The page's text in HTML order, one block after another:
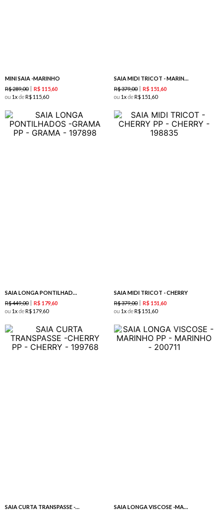
MINI SAIA -MARINHO
R$289,00 R$ 11560
ou 1 deR$ 115 60
SAIA MIDI TRICOT - MARINHO
R$379,00 R$ 151 60
ou 1 deR$ 151 60
SAIA LONGA PONTILHADOS -GRAMA
R$449,00 R$ 17960
ou 1 deR$ 179 60
SAIA MIDI TRICOT - CHERRY
R$379,00 R$ 151 60
ou 1 deR$ 151 60
SAIA CURTA TRANSPASSE -CHERRY
SAIA LONGA VISCOSE -MARINHO